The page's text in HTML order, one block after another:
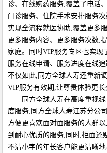
诊、在线购药服务,覆盖了电话
门诊服务、住院手术安排服务
实现全流程就医协助,覆盖更多
更多服务内容、更多服务次数,
家庭。同时VIP服务专区也实现
服务在线申请、服务进度在线
不仅如此,同方全球人寿还重新
VIP服务有效期,让尊贵体验更长
同方全球人寿在高度重视
度服务,同方全球人寿江苏分公
方便更喜欢面对面服务的人群
到耐心优质的服务,同时,柜面还
不清小字的年长客户能更清晰地